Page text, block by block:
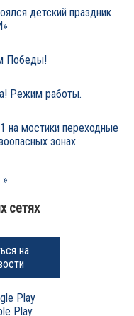
детский праздник
Победы!
Режим работы.
на мостики переходные
зонах
сетях
на